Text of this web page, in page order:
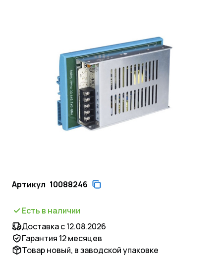
Артикул 10088246
Есть в наличии
Доставка с 12.08.2026
Гарантия 12 месяцев
Товар новый, в заводской упаковке